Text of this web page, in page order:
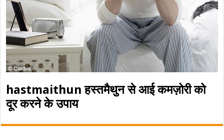
hastmaithun हस्तमैथुन से आई कमज़ोरी को
दूर करने के उपाय